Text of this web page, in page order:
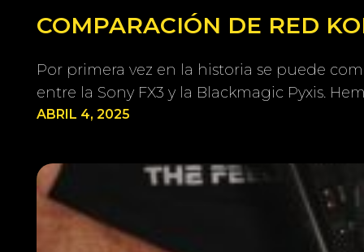
COMPARACIÓN DE RED
Por primera vez en la historia se puede
entre la Sony FX3 y la Blackmagic Pyxis.
ABRIL 4, 2025